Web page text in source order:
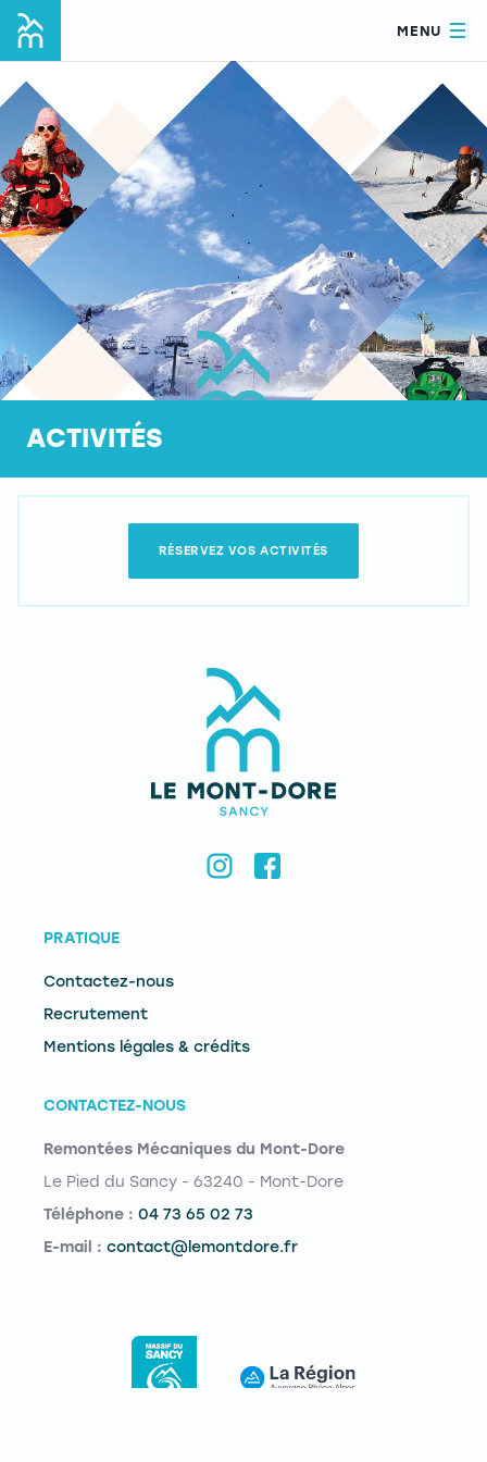
MENU
ACTIVITÉS
RÉSERVEZ VOS ACTIVITÉS
PRATIQUE
Contactez-nous
Recrutement
Mentions légales & crédits
CONTACTEZ-NOUS
Remontées Mécaniques du Mont-Dore
Le Pied du Sancy - 63240 - Mont-Dore
Téléphone : 04 73 65 02 73
E-mail : contact@lemontdore.fr